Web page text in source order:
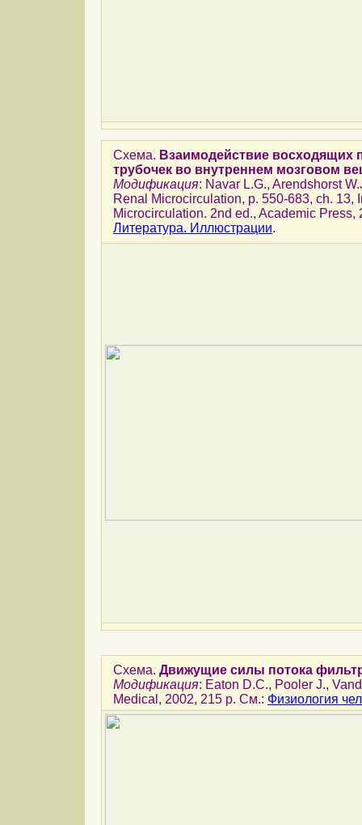
Схема. Взаимодействие восходящих
трубочек во внутреннем мозговом
Модификация: Navar L.G., Arendshorst
Renal Microcirculation, p. 550-683, ch. 13,
Microcirculation. 2nd ed., Academic
Литература. Иллюстрации.
Схема. Движущие силы потока
Модификация: Eaton D.C., Pooler J.,
Medical, 2002, 215 p. См.: Физиология